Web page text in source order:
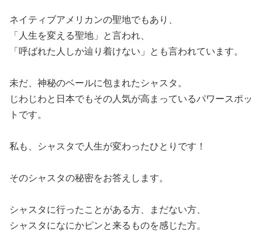
ネイティブアメリカンの聖地でもあり、
「人生を変える聖地」と言われ、
「呼ばれた人しか辿り着けない」とも言われています。
未だ、神秘のベールに包まれたシャスタ。
じわじわと日本でもその人気が高まっているパワースポッ
トです。
私も、シャスタで人生が変わったひとりです！
そのシャスタの秘密をお答えします。
シャスタに行ったことがある方、まだない方、
シャスタになにかピンと来るものを感じた方。